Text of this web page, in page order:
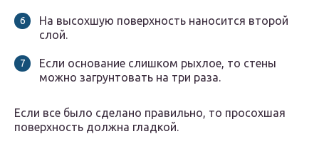
На высохшую поверхность наносится второй
слой.
Если основание слишком рыхлое, то стены
можно загрунтовать на три раза.
Если все было сделано правильно, то просохшая
поверхность должна гладкой.